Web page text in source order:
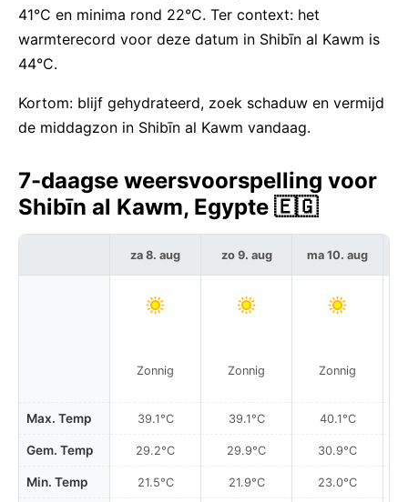
41°C en minima rond 22°C. Ter context: het
warmterecord voor deze datum in Shibīn al Kawm is
44°C.
Kortom: blijf gehydrateerd, zoek schaduw en vermijd
de middagzon in Shibīn al Kawm vandaag.
7-daagse weersvoorspelling voor
Shibīn al Kawm, Egypte 🇪🇬
Max. Temp
Gem. Temp
Min. Temp
za 8. aug
Zonnig
39.1°C
29.2°C
21.5°C
zo 9. aug
Zonnig
39.1°C
29.9°C
21.9°C
ma 10. aug
Zonnig
40.1°C
30.9°C
23.0°C